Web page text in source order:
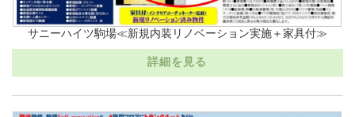
サニーハイツ駒場≪新規内装リノベーション実施＋家具付≫
詳細を見る